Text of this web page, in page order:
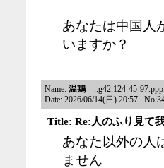
あなたは中国人
いますか？
Name: 温鶏 ..g42.124-45-
Date: 2026/06/14(日) 20:57
Title: Re:人のふり見て
あなた以外の人
ません